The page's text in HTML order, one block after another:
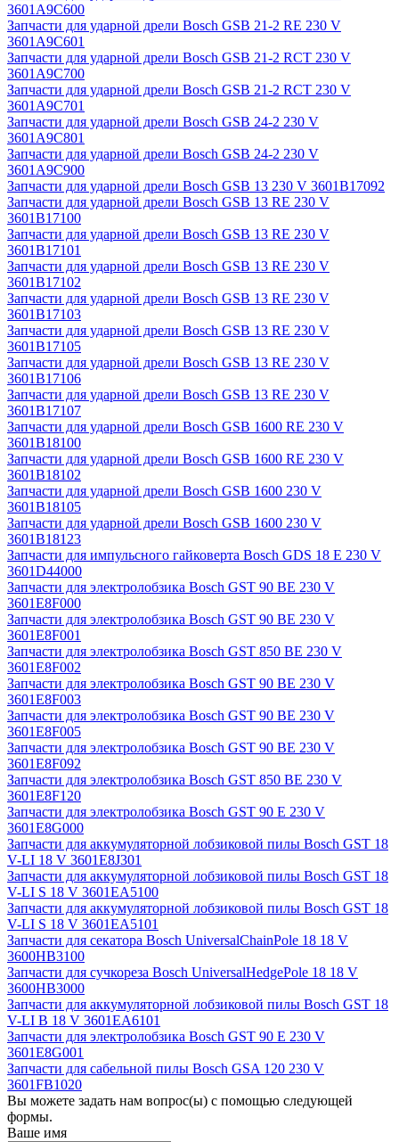
3601A9C600
Запчасти для ударной дрели Bosch GSB 21-2 RE 230 V
3601A9C601
Запчасти для ударной дрели Bosch GSB 21-2 RCT 230 V
3601A9C700
Запчасти для ударной дрели Bosch GSB 21-2 RCT 230 V
3601A9C701
Запчасти для ударной дрели Bosch GSB 24-2 230 V
3601A9C801
Запчасти для ударной дрели Bosch GSB 24-2 230 V
3601A9C900
Запчасти для ударной дрели Bosch GSB 13 230 V 3601B17092
Запчасти для ударной дрели Bosch GSB 13 RE 230 V
3601B17100
Запчасти для ударной дрели Bosch GSB 13 RE 230 V
3601B17101
Запчасти для ударной дрели Bosch GSB 13 RE 230 V
3601B17102
Запчасти для ударной дрели Bosch GSB 13 RE 230 V
3601B17103
Запчасти для ударной дрели Bosch GSB 13 RE 230 V
3601B17105
Запчасти для ударной дрели Bosch GSB 13 RE 230 V
3601B17106
Запчасти для ударной дрели Bosch GSB 13 RE 230 V
3601B17107
Запчасти для ударной дрели Bosch GSB 1600 RE 230 V
3601B18100
Запчасти для ударной дрели Bosch GSB 1600 RE 230 V
3601B18102
Запчасти для ударной дрели Bosch GSB 1600 230 V
3601B18105
Запчасти для ударной дрели Bosch GSB 1600 230 V
3601B18123
Запчасти для импульсного гайковерта Bosch GDS 18 E 230 V
3601D44000
Запчасти для электролобзика Bosch GST 90 BE 230 V
3601E8F000
Запчасти для электролобзика Bosch GST 90 BE 230 V
3601E8F001
Запчасти для электролобзика Bosch GST 850 BE 230 V
3601E8F002
Запчасти для электролобзика Bosch GST 90 BE 230 V
3601E8F003
Запчасти для электролобзика Bosch GST 90 BE 230 V
3601E8F005
Запчасти для электролобзика Bosch GST 90 BE 230 V
3601E8F092
Запчасти для электролобзика Bosch GST 850 BE 230 V
3601E8F120
Запчасти для электролобзика Bosch GST 90 E 230 V
3601E8G000
Запчасти для аккумуляторной лобзиковой пилы Bosch GST 18
V-LI 18 V 3601E8J301
Запчасти для аккумуляторной лобзиковой пилы Bosch GST 18
V-LI S 18 V 3601EA5100
Запчасти для аккумуляторной лобзиковой пилы Bosch GST 18
V-LI S 18 V 3601EA5101
Запчасти для секатора Bosch UniversalChainPole 18 18 V
3600HB3100
Запчасти для сучкореза Bosch UniversalHedgePole 18 18 V
3600HB3000
Запчасти для аккумуляторной лобзиковой пилы Bosch GST 18
V-LI B 18 V 3601EA6101
Запчасти для электролобзика Bosch GST 90 E 230 V
3601E8G001
Запчасти для сабельной пилы Bosch GSA 120 230 V
3601FB1020
Вы можете задать нам вопрос(ы) с помощью следующей
формы.
Ваше имя